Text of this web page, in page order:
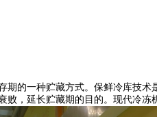
期的一种贮藏方式。保鲜冷库技
，延长贮藏期的目的。现代冷